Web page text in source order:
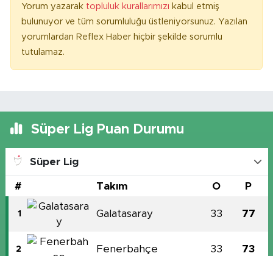
Yorum yazarak topluluk kurallarımızı kabul etmiş
bulunuyor ve tüm sorumluluğu üstleniyorsunuz. Yazılan
yorumlardan Reflex Haber hiçbir şekilde sorumlu
tutulamaz.
Süper Lig Puan Durumu
Süper Lig
# Takım O P
1 Galatasaray 33 77
2 Fenerbahçe 33 73